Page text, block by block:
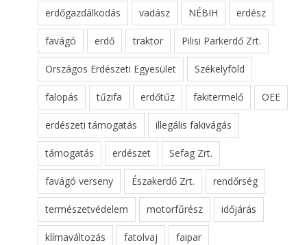
erdőgazdálkodás vadász NÉBIH erdész
favágó erdő traktor Pilisi Parkerdő Zrt.
Országos Erdészeti Egyesület Székelyföld
falopás tűzifa erdőtűz fakitermelő OEE
erdészeti támogatás illegális fakivágás
támogatás erdészet Sefag Zrt.
favágó verseny Északerdő Zrt. rendőrség
természetvédelem motorfűrész időjárás
klímaváltozás fatolvaj faipar